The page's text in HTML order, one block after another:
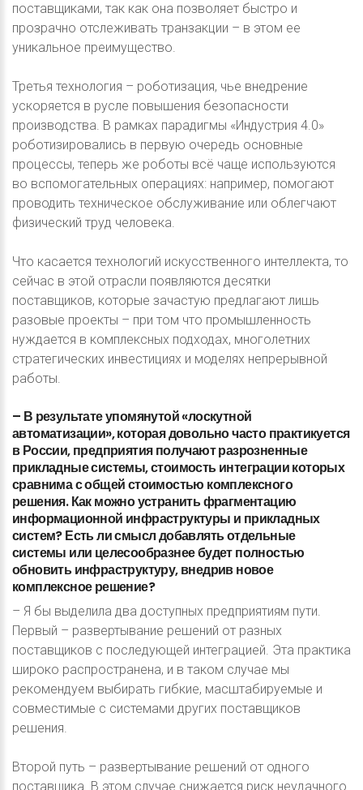
поставщиками, так как она позволяет быстро и
прозрачно отслеживать транзакции – в этом ее
уникальное преимущество.
Третья технология – роботизация, чье внедрение
ускоряется в русле повышения безопасности
производства. В рамках парадигмы «Индустрия 4.0»
роботизировались в первую очередь основные
процессы, теперь же роботы всё чаще используются
во вспомогательных операциях: например, помогают
проводить техническое обслуживание или облегчают
физический труд человека.
Что касается технологий искусственного интеллекта, то
сейчас в этой отрасли появляются десятки
поставщиков, которые зачастую предлагают лишь
разовые проекты – при том что промышленность
нуждается в комплексных подходах, многолетних
стратегических инвестициях и моделях непрерывной
работы.
– В результатеупомянутой«лоскутной
автоматизации»,котораядовольночасто практикуется
вРоссии,предприятияполучаютразрозненные
прикладныесистемы,стоимостьинтеграциикоторых
сравнимасобщейстоимостью комплексного
решения. Какможноустранитьфрагментацию
информационной инфраструктуры и прикладных
систем?Естьлисмыслдобавлятьотдельные
системы или целесообразнеебудетполностью
обновить инфраструктуру,внедривновое
комплексноерешение?
– Я бы выделила два доступных предприятиям пути.
Первый – развертывание решений от разных
поставщиков с последующей интеграцией. Эта практика
широко распространена, и в таком случае мы
рекомендуем выбирать гибкие, масштабируемые и
совместимые с системами других поставщиков
решения.
Второй путь – развертывание решений от одного
поставщика. В этом случае снижается риск неудачного